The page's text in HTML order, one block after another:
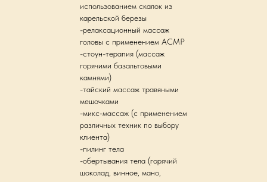
использованием скалок из
карельской березы
-релаксационный массаж
головы с применением АСМР
-стоун-терапия (массаж
горячими базальтовыми
камнями)
-тайский массаж травяными
мешочками
-микс-массаж (с применением
различных техник по выбору
клиента)
-пилинг тела
-обертывания тела (горячий
шоколад, винное, мано,